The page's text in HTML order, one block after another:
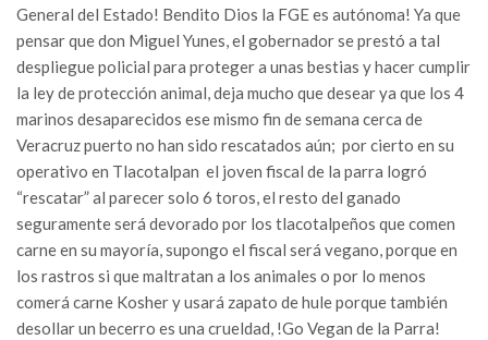
General del Estado! Bendito Dios la FGE es autónoma! Ya que
pensar que don Miguel Yunes, el gobernador se prestó a tal
despliegue policial para proteger a unas bestias y hacer cumplir
la ley de protección animal, deja mucho que desear ya que los 4
marinos desaparecidos ese mismo fin de semana cerca de
Veracruz puerto no han sido rescatados aún; por cierto en su
operativo en Tlacotalpan el joven fiscal de la parra logró
“rescatar” al parecer solo 6 toros, el resto del ganado
seguramente será devorado por los tlacotalpeños que comen
carne en su mayoría, supongo el fiscal será vegano, porque en
los rastros si que maltratan a los animales o por lo menos
comerá carne Kosher y usará zapato de hule porque también
desollar un becerro es una crueldad, !Go Vegan de la Parra!